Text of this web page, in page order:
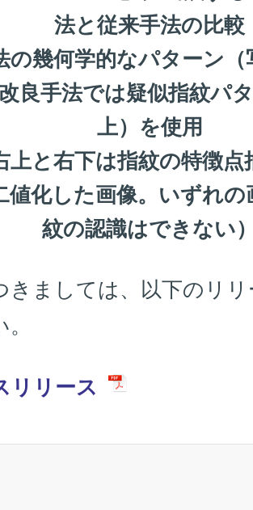
法と従来手法の比較
の幾何学的なパターン
良手法では疑似指紋パ
上）を使用
上と右下は指紋の特徴
値化した画像。いずれ
紋の認識はできない
きましては、以下のリ
リリース